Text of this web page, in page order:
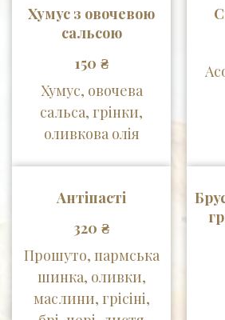
Хумус з овочевою
сальсою
150 ₴
Хумус, овочева
сальса, грінки,
оливкова олія
Антіпасті
320 ₴
Прошуто, пармська
шинка, оливки,
маслини, грісіні,